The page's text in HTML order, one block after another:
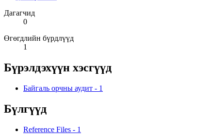
Дагагчид
0
Өгөгдлийн бүрдлүүд
1
Бүрэлдэхүүн хэсгүүд
Байгаль орчны аудит - 1
Бүлгүүд
Reference Files - 1